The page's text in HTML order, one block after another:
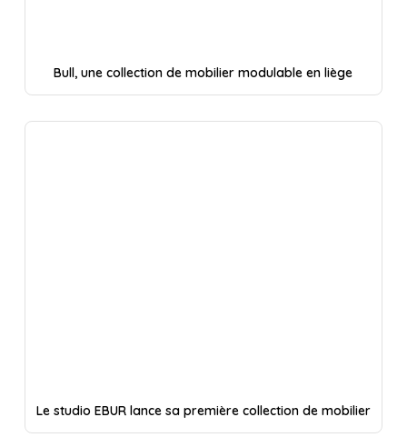
Bull, une collection de mobilier modulable en liège
Le studio EBUR lance sa première collection de mobilier